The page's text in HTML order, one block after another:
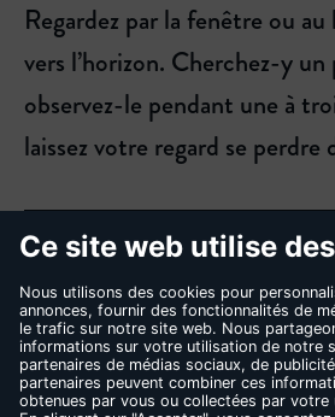
Regardez par la fenêtre ou
vers l’horizon. Cherchez-y
observez-le pendant une à
laissez votre regard se perdre
REVENIR
CONTACT
FAQ